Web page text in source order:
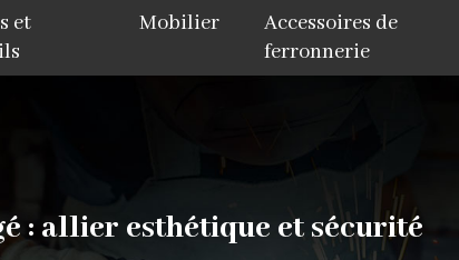
et
Mobilier
Accessoires de
ferronnerie
: allier esthétique et sécurité